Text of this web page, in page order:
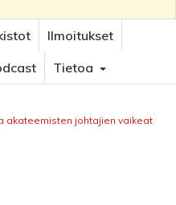
Ilmoitukset
Tietoa
akateemis­ten johtajien vaikeat